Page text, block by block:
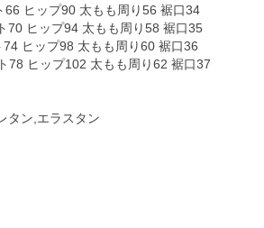
66 ヒップ90 太もも周り56 裾口34
70 ヒップ94 太もも周り58 裾口35
ヒップ98 太もも周り60 裾口36
78 ヒップ102 太もも周り62 裾口37
タン,エラスタン